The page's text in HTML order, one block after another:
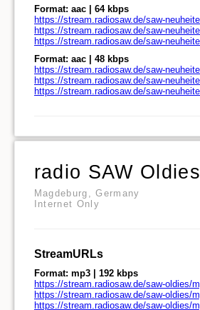
Format: aac | 64 kbps
Format: aac | 48 kbps
radio SAW Oldies
Magdeburg, Germany
Internet Only
StreamURLs
Format: mp3 | 192 kbps